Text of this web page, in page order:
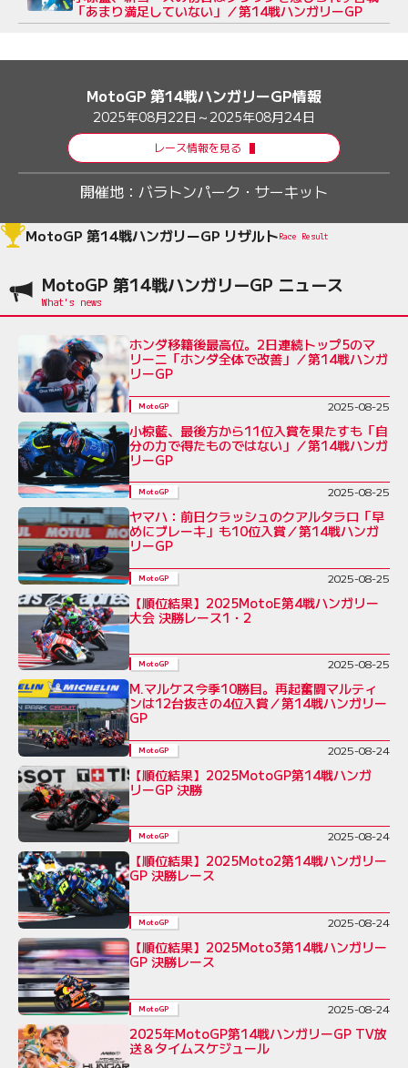
「あまり満足していない」／第14戦ハンガリーGP
MotoGP 第14戦ハンガリーGP情報
2025年08月22日～2025年08月24日
レース情報を見る
開催地： バラトンパーク・サーキット
MotoGP 第14戦ハンガリーGP リザルトRace Result
MotoGP 第14戦ハンガリーGP ニュース
ホンダ移籍後最高位。2日連続トップ5のマ
リーニ「ホンダ全体で改善」／第14戦ハンガ
リーGP
MotoGP 2025-08-25
小椋藍、最後方から11位入賞を果たすも「自
分の力で得たものではない」／第14戦ハンガ
リーGP
MotoGP 2025-08-25
ヤマハ：前日クラッシュのクアルタラロ「早
めにブレーキ」も10位入賞／第14戦ハンガ
リーGP
MotoGP 2025-08-25
【順位結果】2025MotoE第4戦ハンガリー
大会 決勝レース1・2
MotoGP 2025-08-25
M.マルケス今季10勝目。再起奮闘マルティ
ンは12台抜きの4位入賞／第14戦ハンガリー
GP
MotoGP 2025-08-24
【順位結果】2025MotoGP第14戦ハンガ
リーGP 決勝
MotoGP 2025-08-24
【順位結果】2025Moto2第14戦ハンガリー
GP 決勝レース
MotoGP 2025-08-24
【順位結果】2025Moto3第14戦ハンガリー
GP 決勝レース
MotoGP 2025-08-24
2025年MotoGP第14戦ハンガリーGP TV放
送＆タイムスケジュール